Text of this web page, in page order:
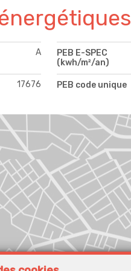
A
PEB E-SPEC
(kwh/m²/an)
17676 PEB code unique